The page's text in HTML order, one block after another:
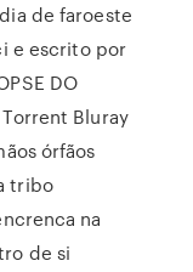
de faroeste
e escrito por
DO
Bluray
órfãos
tribo
na
de si